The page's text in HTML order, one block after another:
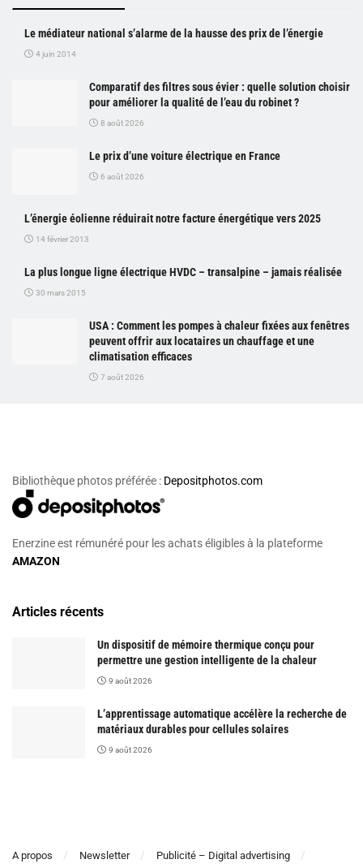
Le médiateur national s’alarme de la hausse des prix de l’énergie
4 juin 2014
Comparatif des filtres sous évier : quelle solution choisir
pour améliorer la qualité de l’eau du robinet ?
8 août 2026
Le prix d’une voiture électrique en France
6 août 2026
L’énergie éolienne réduirait notre facture énergétique vers 2025
14 février 2013
La plus longue ligne électrique HVDC – transalpine – jamais réalisée
30 mars 2015
USA : Comment les pompes à chaleur fixées aux fenêtres
peuvent offrir aux locataires un chauffage et une
climatisation efficaces
7 août 2026
Bibliothèque photos préférée : Depositphotos.com
Enerzine est rémunéré pour les achats éligibles à la plateforme
AMAZON
Articles récents
Un dispositif de mémoire thermique conçu pour
permettre une gestion intelligente de la chaleur
9 août 2026
L’apprentissage automatique accélère la recherche de
matériaux durables pour cellules solaires
9 août 2026
A propos Newsletter
Publicité – Digital advertising